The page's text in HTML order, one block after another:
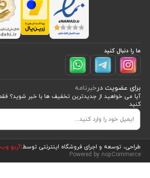
ما را دنبال کنید
برای عضویت درخبرنامه
آیا می خواهید از جدید‌ترین تخفیف‌ ها با‌ خبر شوید؟
کنید
طراحی، توسعه و اجرای فروشگاه اینترنتی توسط:آریو وب
Powered by nopCommerce